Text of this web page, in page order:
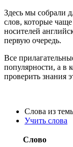
Здесь мы собрали
слов, которые
носителей
первую очередь.
Все
популярности, а в
проверить знания
Слова из
Учить слова
Слово